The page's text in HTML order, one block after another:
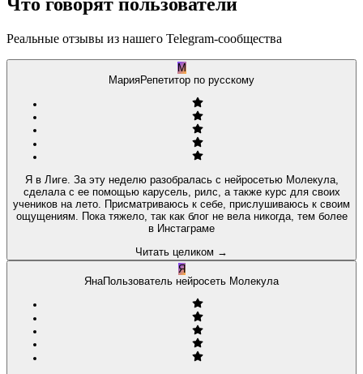
Что говорят пользователи
Реальные отзывы из нашего Telegram-сообщества
М
МарияРепетитор по русскому
Я в Лиге. За эту неделю разобралась с нейросетью Молекула,
сделала с ее помощью карусель, рилс, а также курс для своих
учеников на лето. Присматриваюсь к себе, прислушиваюсь к своим
ощущениям. Пока тяжело, так как блог не вела никогда, тем более
в Инстаграме
Читать целиком →
Я
ЯнаПользователь нейросеть Молекула